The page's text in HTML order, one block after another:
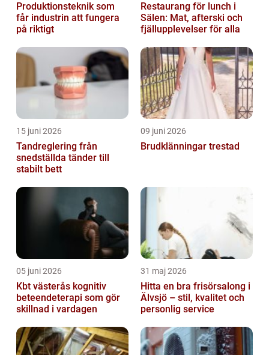
Produktionsteknik som
får industrin att fungera
på riktigt
Restaurang för lunch i
Sälen: Mat, afterski och
fjällupplevelser för alla
15 juni 2026
Tandreglering från
snedställda tänder till
stabilt bett
09 juni 2026
Brudklänningar trestad
05 juni 2026
Kbt västerås kognitiv
beteendeterapi som gör
skillnad i vardagen
31 maj 2026
Hitta en bra frisörsalong i
Älvsjö – stil, kvalitet och
personlig service